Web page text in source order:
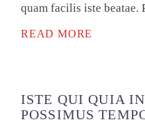
quam facilis iste
READ MORE
ISTE QUI QUIA
POSSIMUS